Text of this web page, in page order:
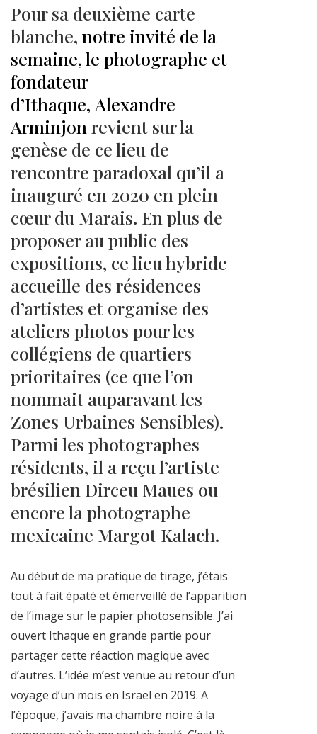
Pour sa deuxième carte
blanche, notre invité de la
semaine, le photographe et
fondateur
d’Ithaque, Alexandre
Arminjon revient sur la
genèse de ce lieu de
rencontre paradoxal qu’il a
inauguré en 2020 en plein
cœur du Marais. En plus de
proposer au public des
expositions, ce lieu hybride
accueille des résidences
d’artistes et organise des
ateliers photos pour les
collégiens de quartiers
prioritaires (ce que l’on
nommait auparavant les
Zones Urbaines Sensibles).
Parmi les photographes
résidents, il a reçu l’artiste
brésilien Dirceu Maues ou
encore la photographe
mexicaine Margot Kalach.
Au début de ma pratique de tirage, j’étais
tout à fait épaté et émerveillé de l’apparition
de l’image sur le papier photosensible. J’ai
ouvert Ithaque en grande partie pour
partager cette réaction magique avec
d’autres. L’idée m’est venue au retour d’un
voyage d’un mois en Israël en 2019. A
l’époque, j’avais ma chambre noire à la